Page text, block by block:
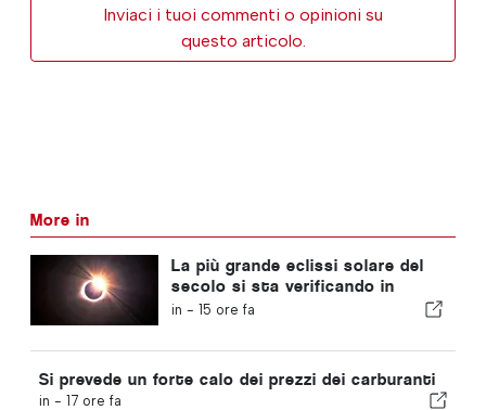
Inviaci i tuoi commenti o opinioni su
questo articolo.
More in
La più grande eclissi solare del
secolo si sta verificando in
Portogallo
in - 15 ore fa
Si prevede un forte calo dei prezzi dei carburanti
in - 17 ore fa